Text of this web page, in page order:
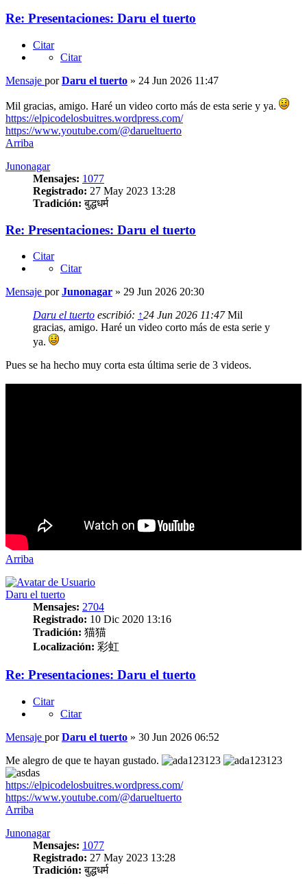
Re: Presentaciones: Daru el tuerto
Citar
Citar
Mensaje porDaru el tuerto » 24 Jun 2026 11:47
Mil gracias, amigo. Haré un video corto más de esta serie y ya.
https://elpicodelosbuitres.wordpress.com/
https://www.youtube.com/@darueltuerto
Arriba
Junonagar
Mensajes: 1077
Registrado: 27 May 2023 13:28
Tradición: बुद्धधर्म
Re: Presentaciones: Daru el tuerto
Citar
Citar
Mensaje porJunonagar » 29 Jun 2026 20:30
Daru el tuerto escribió: ↑24 Jun 2026 11:47Mil
gracias, amigo. Haré un video corto más de esta serie y
ya.
Pues se ha hecho muy corta esta última serie de 3 videos.
Arriba
Daru el tuerto
Mensajes: 2704
Registrado: 10 Dic 2020 13:16
Tradición: 猫猫
Localización: 彩虹
Re: Presentaciones: Daru el tuerto
Citar
Citar
Mensaje porDaru el tuerto » 30 Jun 2026 06:52
Me alegro de que te hayan gustado.
https://elpicodelosbuitres.wordpress.com/
https://www.youtube.com/@darueltuerto
Arriba
Junonagar
Mensajes: 1077
Registrado: 27 May 2023 13:28
Tradición: बुद्धधर्म